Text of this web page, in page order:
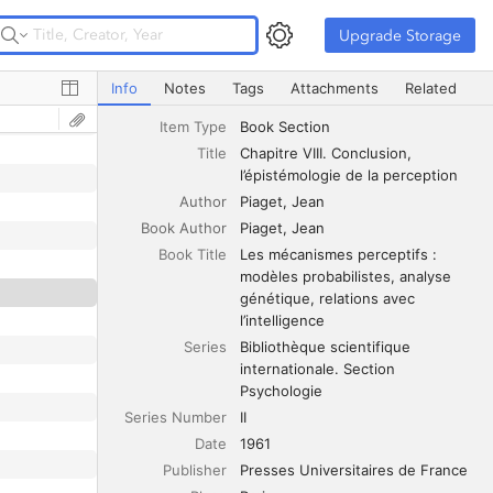
Upgrade Storage Upgrade Storage
Chapitre VIII. Conclusion, l’épistémologie de la perception
Info Notes Tags Attachments Related
Item Type
Book Section
Title
Chapitre VIII. Conclusion,
l’épistémologie de la perception
Author
Piaget Jean
Book Author
Piaget Jean
Book Title
Les mécanismes perceptifs :
modèles probabilistes, analyse
génétique, relations avec
l’intelligence
Series
Bibliothèque scientifique
internationale. Section
Psychologie
Series Number
II
Date
1961
Publisher
Presses Universitaires de France